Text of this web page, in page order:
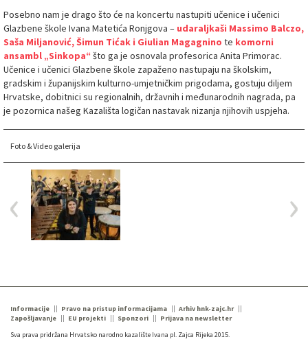
Posebno nam je drago što će na koncertu nastupiti učenice i učenici
Glazbene škole Ivana Matetića Ronjgova – udaraljkaši Massimo Balczo,
Saša Miljanović, Šimun Tićak i Giulian Magagnino te komorni
ansambl „Sinkopa“ što ga je osnovala profesorica Anita Primorac.
Učenice i učenici Glazbene škole zapaženo nastupaju na školskim,
gradskim i županijskim kulturno-umjetničkim prigodama, gostuju diljem
Hrvatske, dobitnici su regionalnih, državnih i međunarodnih nagrada, pa
je pozornica našeg Kazališta logičan nastavak nizanja njihovih uspjeha.
Foto & Video galerija
Informacije Pravo na pristup informacijama
Arhiv hnk-zajc.hr
Zapošljavanje
EU projekti Sponzori
Prijava na newsletter
Sva prava pridržana Hrvatsko narodno kazalište Ivana pl. Zajca Rijeka 2015.